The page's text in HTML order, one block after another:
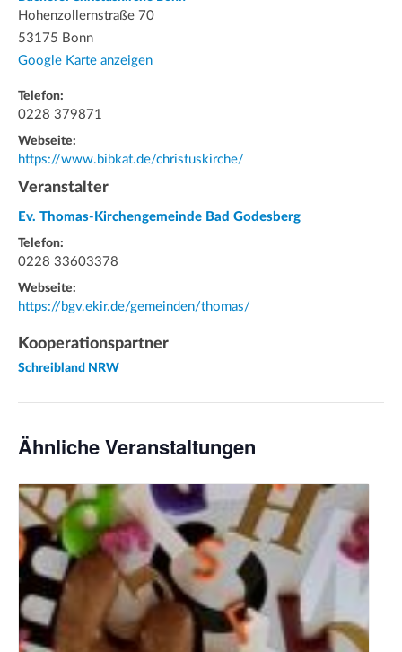
Hohenzollernstraße 70
53175 Bonn
Google Karte anzeigen
Telefon:
0228 379871
Webseite:
https://www.bibkat.de/christuskirche/
Veranstalter
Ev. Thomas-Kirchengemeinde Bad Godesberg
Telefon:
0228 33603378
Webseite:
https://bgv.ekir.de/gemeinden/thomas/
Kooperationspartner
Schreibland NRW
Ähnliche Veranstaltungen